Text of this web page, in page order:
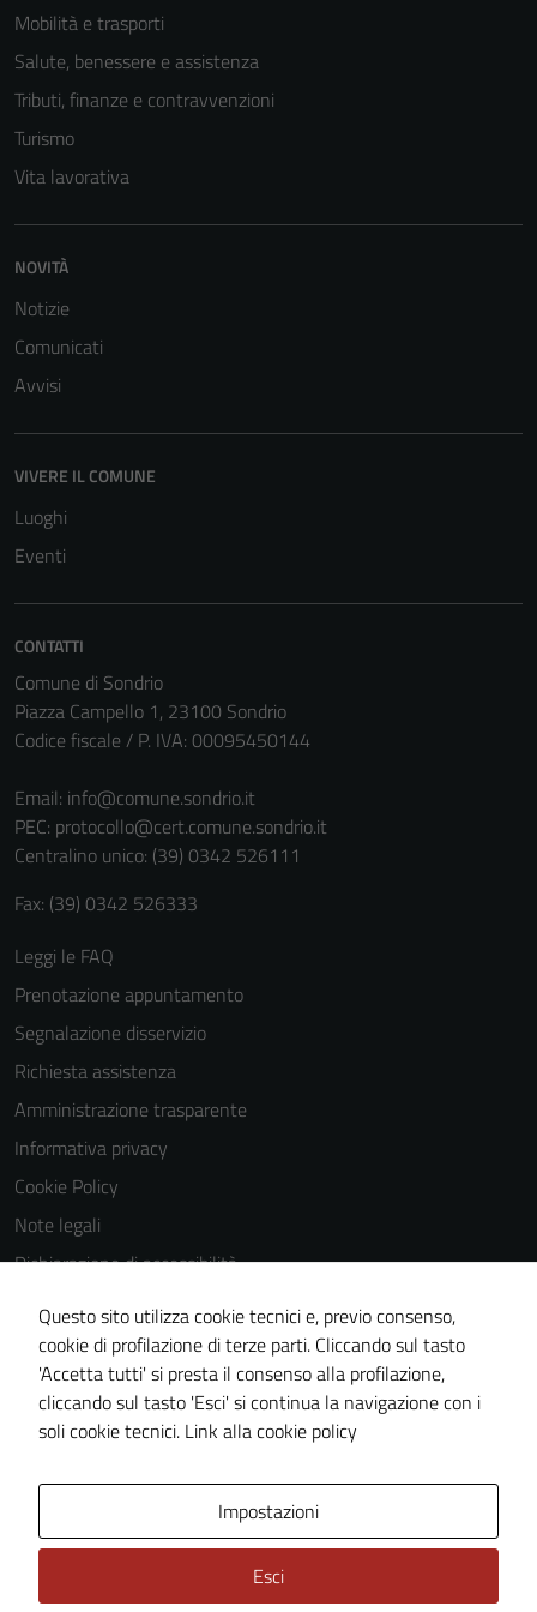
Mobilità e trasporti
Salute, benessere e assistenza
Tributi, finanze e contravvenzioni
Turismo
Vita lavorativa
NOVITÀ
Notizie
Comunicati
Avvisi
VIVERE IL COMUNE
Luoghi
Eventi
CONTATTI
Comune di Sondrio
Piazza Campello 1, 23100 Sondrio
Codice fiscale / P. IVA: 00095450144
Email: info@comune.sondrio.it
PEC: protocollo@cert.comune.sondrio.it
Centralino unico: (39) 0342 526111
Fax: (39) 0342 526333
Leggi le FAQ
Prenotazione appuntamento
Segnalazione disservizio
Richiesta assistenza
Amministrazione trasparente
Informativa privacy
Cookie Policy
Note legali
Dichiarazione di accessibilità
Dichiarazione di accessibilità Servizi
Whistleblowing
Piano di miglioramento del sito
Area riservata
Questo sito utilizza cookie tecnici e, previo consenso,
cookie di profilazione di terze parti. Cliccando sul tasto
'Accetta tutti' si presta il consenso alla profilazione,
cliccando sul tasto 'Esci' si continua la navigazione con i
soli cookie tecnici. Link alla cookie policy
Impostazioni
Esci
Tecnici
del sito e non
disabilitati.